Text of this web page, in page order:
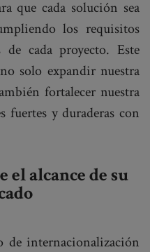
que cada solución sea
los requisitos
cada proyecto. Este
solo expandir nuestra
fortalecer nuestra
fuertes y duraderas con
el alcance de su
de internacionalización